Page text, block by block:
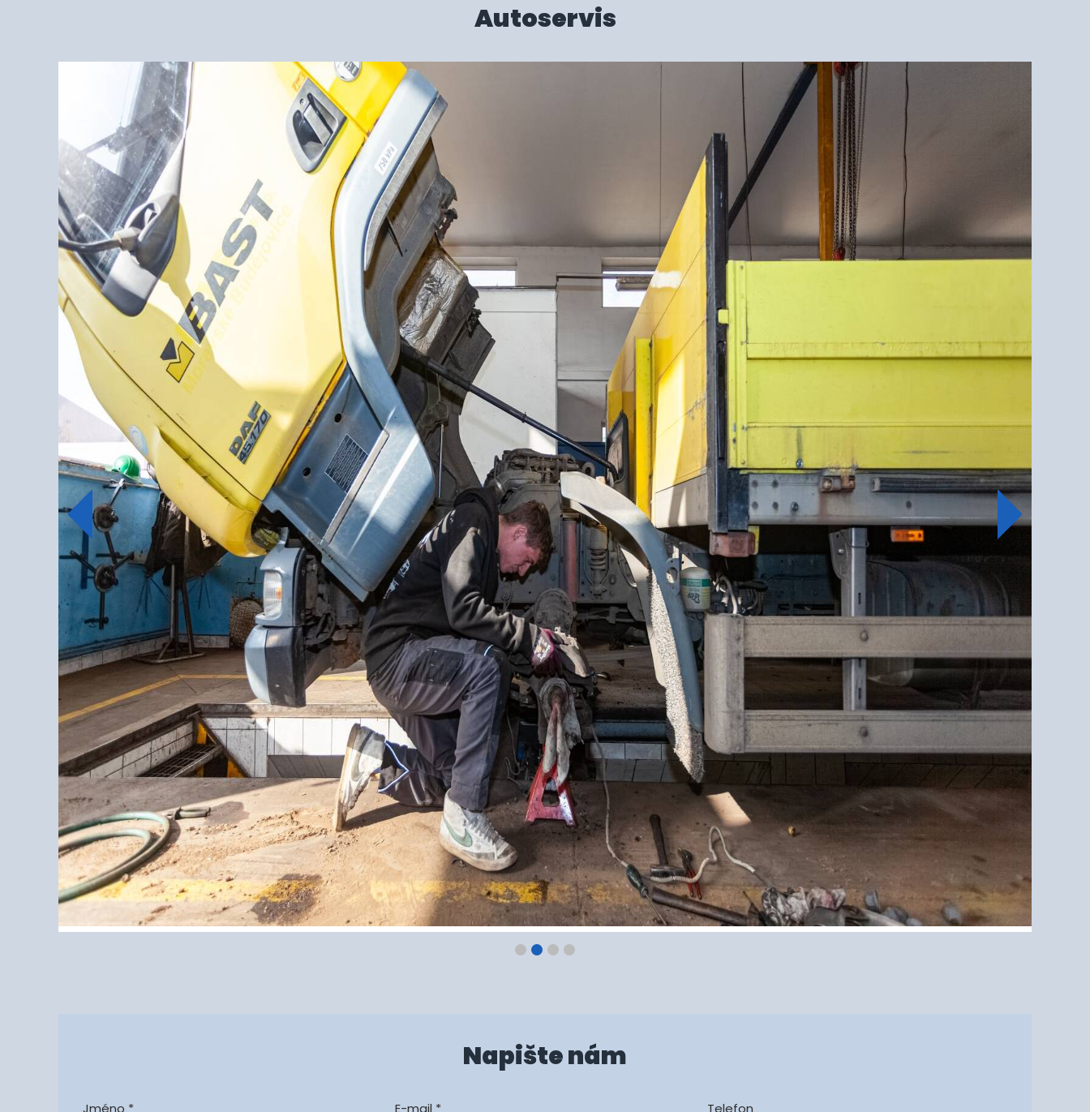
Autoservis
Napište nám
Jméno * E-mail * Telefon